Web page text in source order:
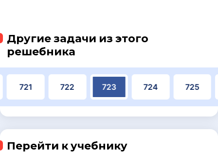
Другие задачи из этого
решебника
721 722 723 724 725
Перейти к учебнику